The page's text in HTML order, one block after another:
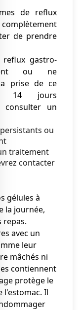
de reflux
de prendre
reflux gastro-
ou ne
prise de ce
14 jours
consulter un
persistants ou
traitement
contacter
gélules à
la journée,
repas.
avec un
leur
mâchés ni
contiennent
protège le
l'estomac. Il